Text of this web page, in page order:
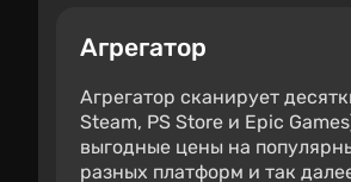
Агрегатор
Агрегатор сканирует
Steam, PS Store и Epic
выгодные цены на
разных платформ и так